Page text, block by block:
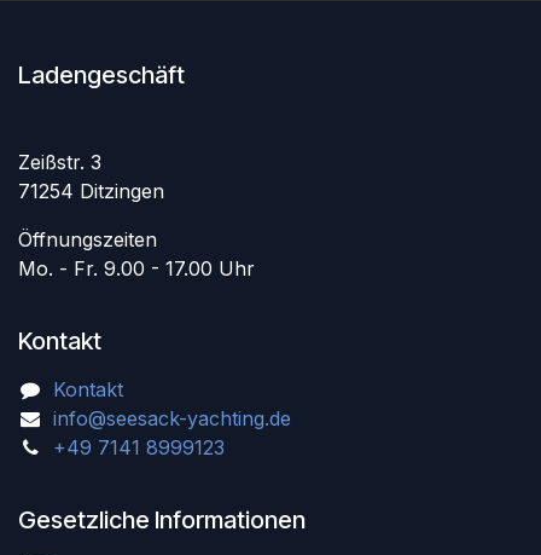
Ladengeschäft
Zeißstr. 3
71254 Ditzingen
Öffnungszeiten
Mo. - Fr. 9.00 - 17.00 Uhr
Kontakt
Kontakt
info@seesack-yachting.de
+49 7141 8999123
Gesetzliche Informationen